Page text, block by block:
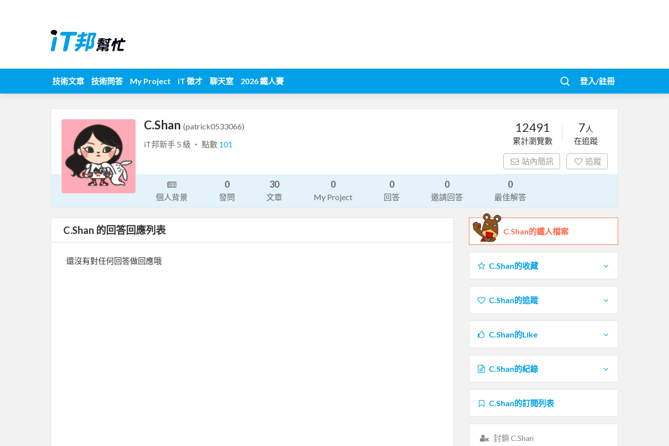
技術文章 技術問答 My Project iT 徵才 聊天室 2026 鐵人賽 登入/註冊
C.Shan (patrick0533066)
iT邦新手 5 級 ‧ 點數 101
12491
累計瀏覽數
7 人
在追蹤
站內簡訊 追蹤
個人背景
0
發問
30
文章
0
My Project
0
回答
0
邀請回答
0
最佳解答
C.Shan 的回答回應列表
還沒有對任何回答做回應哦
C.Shan的鐵人檔案
C.Shan的收藏
C.Shan的追蹤
C.Shan的Like
C.Shan的紀錄
C.Shan的訂閱列表
封鎖 C.Shan